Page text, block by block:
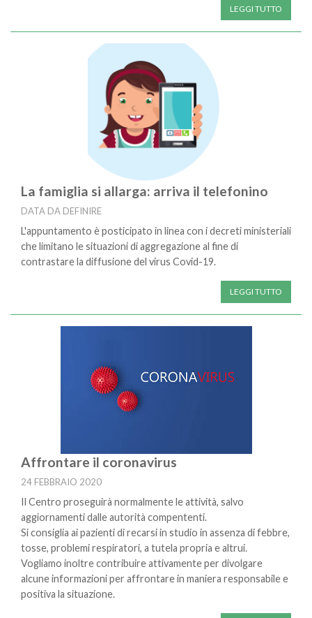
LEGGI TUTTO
La famiglia si allarga: arriva il telefonino
DATA DA DEFINIRE
L'appuntamento è posticipato in linea con i decreti ministeriali
che limitano le situazioni di aggregazione al fine di
contrastare la diffusione del virus Covid-19.
LEGGI TUTTO
Affrontare il coronavirus
24 FEBBRAIO 2020
Il Centro proseguirà normalmente le attività, salvo
aggiornamenti dalle autorità compententi.
Si consiglia ai pazienti di recarsi in studio in assenza di febbre,
tosse, problemi respiratori, a tutela propria e altrui.
Vogliamo inoltre contribuire attivamente per divolgare
alcune informazioni per affrontare in maniera responsabile e
positiva la situazione.